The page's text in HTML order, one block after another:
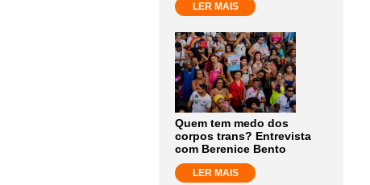
LER MAIS
Quem tem medo dos
corpos trans? Entrevista
com Berenice Bento
LER MAIS